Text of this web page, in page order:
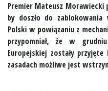
Premier Mateusz Morawiecki
by doszło do zablokowania
Polski w powiązaniu z
przypomniał, że w
Europejskiej zostały
zasadach możliwe jest